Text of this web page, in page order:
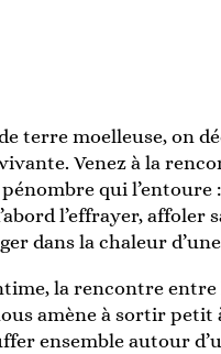
terre moelleuse, on
Venez à la
qui l’entoure
l’effrayer,
dans la chaleur
la rencontre
amène à sortir
ensemble autour